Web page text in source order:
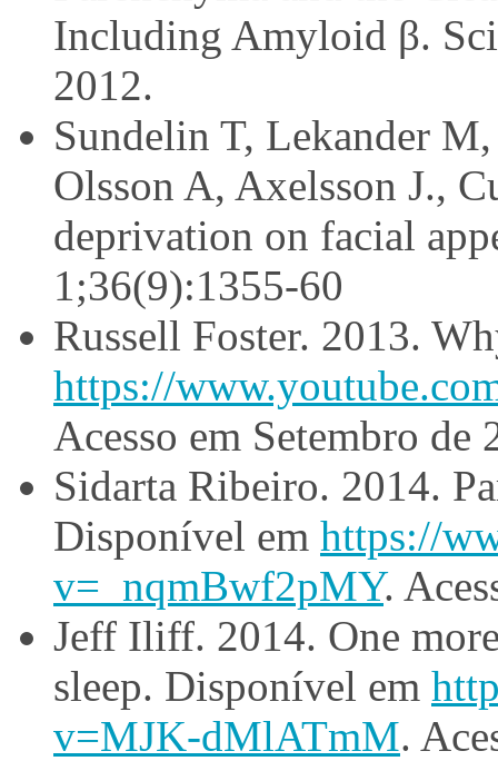
Including Amyloid β.
2012.
Sundelin T, Lekander
Olsson A, Axelsson J.,
deprivation on facial
1;36(9):1355-60
Russell Foster. 2013.
https://
Acesso em Setembro de
Sidarta Ribeiro. 2014.
Disponível em https://
v=_nqmBwf2pMY.
Jeff Iliff. 2014. One
sleep. Disponível em
v=MJK-dMlATmM.